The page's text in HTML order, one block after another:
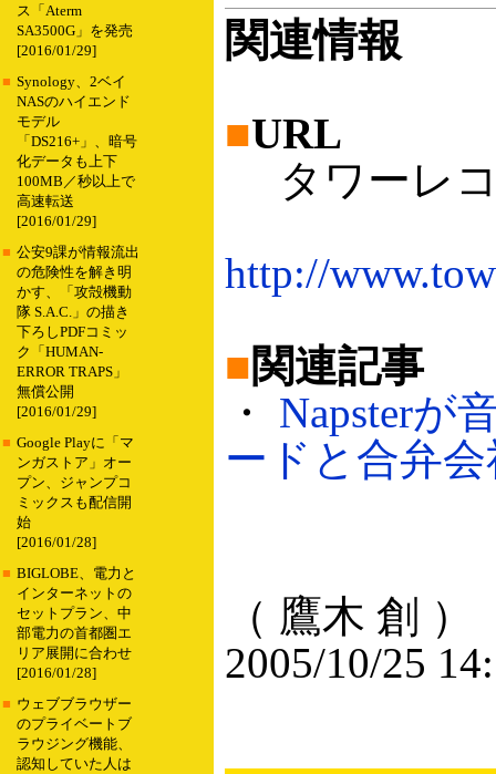
ス「Aterm
SA3500G」を発売
[2016/01/29]
■ Synology、2ベイ
NASのハイエンド
モデル
「DS216+」、暗号
化データも上下
100MB／秒以上で
高速転送
[2016/01/29]
■ 公安9課が情報流出
の危険性を解き明
かす、「攻殻機動
隊 S.A.C.」の描き
下ろしPDFコミッ
ク「HUMAN-
ERROR TRAPS」
無償公開
[2016/01/29]
■ Google Playに「マ
ンガストア」オー
プン、ジャンプコ
ミックスも配信開
始
[2016/01/28]
■ BIGLOBE、電力と
インターネットの
セットプラン、中
部電力の首都圏エ
リア展開に合わせ
[2016/01/28]
■ ウェブブラウザー
のプライベートブ
ラウジング機能、
認知していた人は
関連情報
■URL
タワーレコ
http://
■関連記事
・ Napsterが
ードと合弁会
（ 鷹木 創 ）
2005/10/25